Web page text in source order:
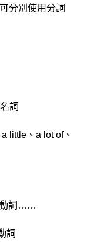
分別使用分詞
詞
little、a lot of、
動詞……
詞